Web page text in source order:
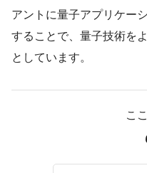
アントに量子アプリケー
することで、量子技術を
としています。
こ